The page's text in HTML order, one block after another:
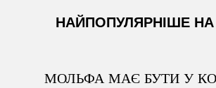
НАЙПОПУЛЯРНІШЕ НА
МОЛЬФА МАЄ БУТИ У